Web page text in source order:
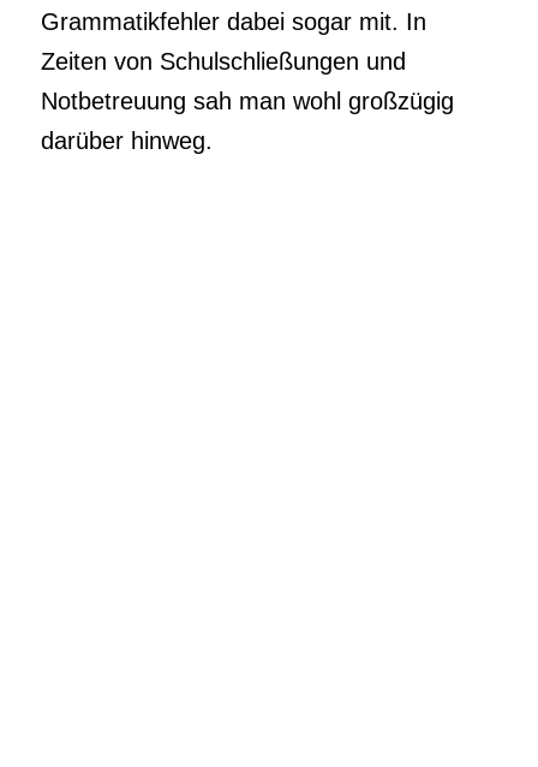
Grammatikfehler dabei sogar mit. In
Zeiten von Schulschließungen und
Notbetreuung sah man wohl großzügig
darüber hinweg.